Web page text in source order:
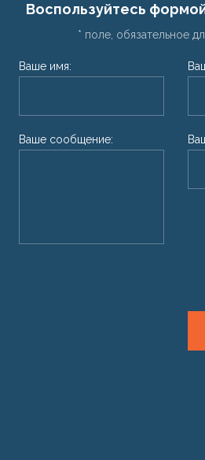
Воспользуйтесь
* поле, обязательное
Ваше имя:
Ваше сообщение: